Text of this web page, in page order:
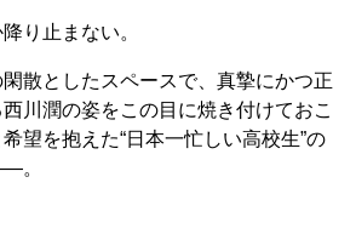
り止まない。
散としたスペースで、真摯にかつ正
川潤の姿をこの目に焼き付けておこ
望を抱えた“日本一忙しい高校生”の
。